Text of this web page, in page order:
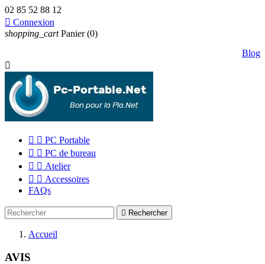
02 85 52 88 12
 Connexion
shopping_cart Panier (0)
Blog

  PC Portable
  PC de bureau
  Atelier
  Accessoires
FAQs
 Rechercher
Accueil
AVIS